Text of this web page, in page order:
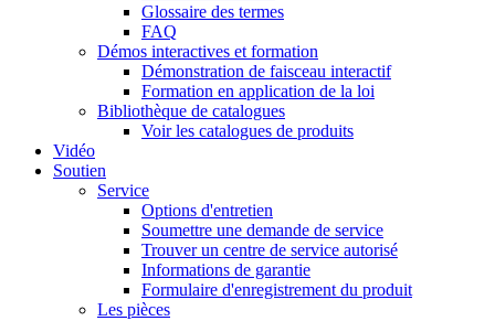
Glossaire des termes
FAQ
Démos interactives et formation
Démonstration de faisceau interactif
Formation en application de la loi
Bibliothèque de catalogues
Voir les catalogues de produits
Vidéo
Soutien
Service
Options d'entretien
Soumettre une demande de service
Trouver un centre de service autorisé
Informations de garantie
Formulaire d'enregistrement du produit
Les pièces